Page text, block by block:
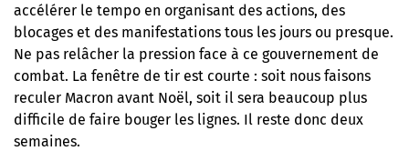
accélérer le tempo en organisant des actions, des
blocages et des manifestations tous les jours ou presque.
Ne pas relâcher la pression face à ce gouvernement de
combat. La fenêtre de tir est courte : soit nous faisons
reculer Macron avant Noël, soit il sera beaucoup plus
difficile de faire bouger les lignes. Il reste donc deux
semaines.